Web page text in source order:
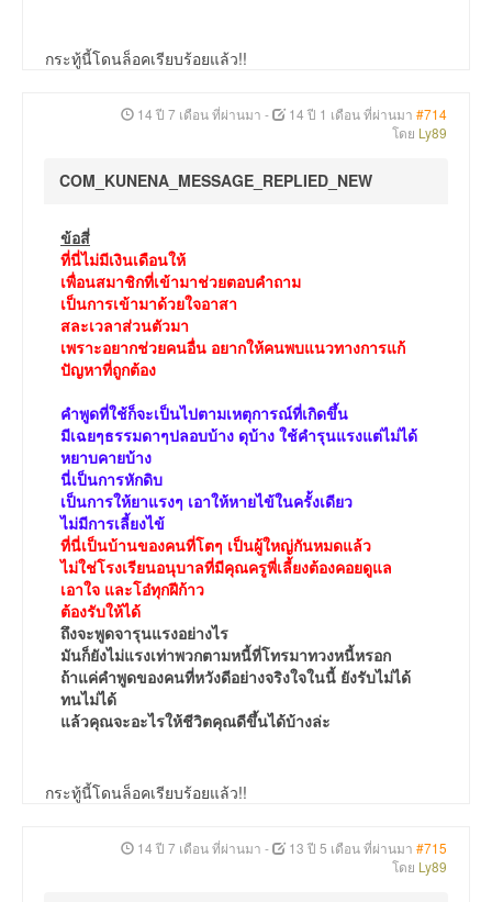
กระทู้นี้โดนล็อคเรียบร้อยแล้ว!!
14 ปี 7 เดือน ที่ผ่านมา - 14 ปี 1 เดือน ที่ผ่านมา #714
โดย Ly89
COM_KUNENA_MESSAGE_REPLIED_NEW
ข้อสี่
ที่นี่ไม่มีเงินเดือนให้
เพื่อนสมาชิกที่เข้ามาช่วยตอบคำถาม
เป็นการเข้ามาด้วยใจอาสา
สละเวลาส่วนตัวมา
เพราะอยากช่วยคนอื่น อยากให้คนพบแนวทางการแก้
ปัญหาที่ถูกต้อง
คำพูดที่ใช้ก็จะเป็นไปตามเหตุการณ์ที่เกิดขึ้น
มีเฉยๆธรรมดาๆปลอบบ้าง ดุบ้าง ใช้คำรุนแรงแต่ไม่ได้
หยาบคายบ้าง
นี่เป็นการหักดิบ
เป็นการให้ยาแรงๆ เอาให้หายไข้ในครั้งเดียว
ไม่มีการเลี้ยงไข้
ที่นี่เป็นบ้านของคนที่โตๆ เป็นผู้ใหญ่กันหมดแล้ว
ไม่ใช่โรงเรียนอนุบาลที่มีคุณครูพี่เลี้ยงต้องคอยดูแล
เอาใจ และโอ๋ทุกฝีก้าว
ต้องรับให้ได้
ถึงจะพูดจารุนแรงอย่างไร
มันก็ยังไม่แรงเท่าพวกตามหนี้ที่โทรมาทวงหนี้หรอก
ถ้าแค่คำพูดของคนที่หวังดีอย่างจริงใจในนี้ ยังรับไม่ได้
ทนไม่ได้
แล้วคุณจะอะไรให้ชีวิตคุณดีขึ้นได้บ้างล่ะ
กระทู้นี้โดนล็อคเรียบร้อยแล้ว!!
14 ปี 7 เดือน ที่ผ่านมา - 13 ปี 5 เดือน ที่ผ่านมา #715
โดย Ly89